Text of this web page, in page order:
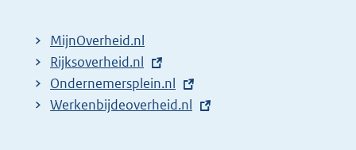
l
i
n
k
MijnOverheid.nl
E
x
t
Rijksoverheid.nl
E
x
Ondernemersplein.nl
E
Werkenbijdeoverheid.nl